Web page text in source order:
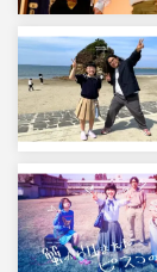
コメントが到着
本作は、“女子
手がけている南
12月25日（月
エンターテイン
を飾る。
新型コロナウイ